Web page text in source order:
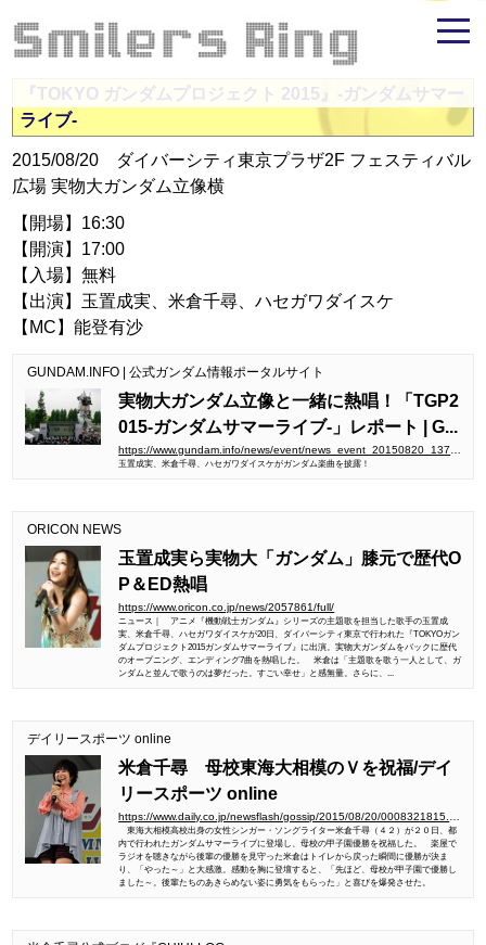
米倉千尋ファンサイト - Smilers Ring
『TOKYO ガンダムプロジェクト 2015』‐ガンダムサマー
ライブ‐
2015/08/20 ダイバーシティ東京プラザ2F フェスティバル
広場 実物大ガンダム立像横
【開場】16:30
【開演】17:00
【入場】無料
【出演】玉置成実、米倉千尋、ハセガワダイスケ
【MC】能登有沙
GUNDAM.INFO | 公式ガンダム情報ポータルサイト
実物大ガンダム立像と一緒に熱唱！「TGP2
015‐ガンダムサマーライブ‐」レポート | G...
玉置成実、米倉千尋、ハセガワダイスケがガンダム楽曲を披露！
ORICON NEWS
玉置成実ら実物大「ガンダム」膝元で歴代O
P＆ED熱唱
https://www.oricon.co.jp/news/2057861/full/
ニュース｜ アニメ『機動戦士ガンダム』シリーズの主題歌を担当した歌手の玉置成
実、米倉千尋、ハセガワダイスケが20日、ダイバーシティ東京で行われた『TOKYOガン
ダムプロジェクト2015ガンダムサマーライブ』に出演。実物大ガンダムをバックに歴代
のオープニング、エンディング7曲を熱唱した。 米倉は「主題歌を歌う一人として、ガ
ンダムと並んで歌うのは夢だった。すごい幸せ」と感無量。さらに、...
デイリースポーツ online
米倉千尋 母校東海大相模のＶを祝福/デイ
リースポーツ online
東海大相模高校出身の女性シンガー・ソングライター米倉千尋（４２）が２０日、都
内で行われたガンダムサマーライブに登場し、母校の甲子園優勝を祝福した。 楽屋で
ラジオを聴きながら後輩の優勝を見守った米倉はトイレから戻った瞬間に優勝が決ま
り、「やった～」と大感激。感動を胸に登壇すると、「先ほど、母校が甲子園で優勝し
ました～。後輩たちのあきらめない姿に勇気をもらった」と喜びを爆発させた。